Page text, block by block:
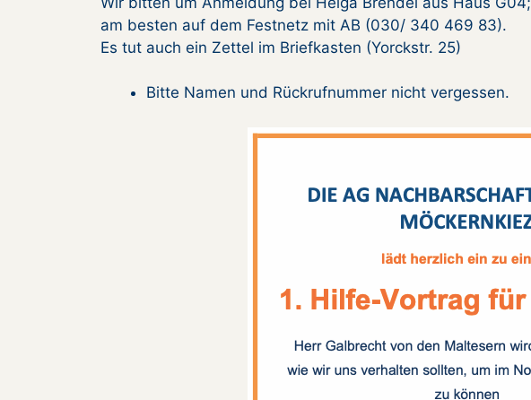
am besten auf dem Festnetz mit AB (030/ 340 469 83).
Es tut auch ein Zettel im Briefkasten (Yorckstr. 25)
Bitte Namen und Rückrufnummer nicht vergessen.